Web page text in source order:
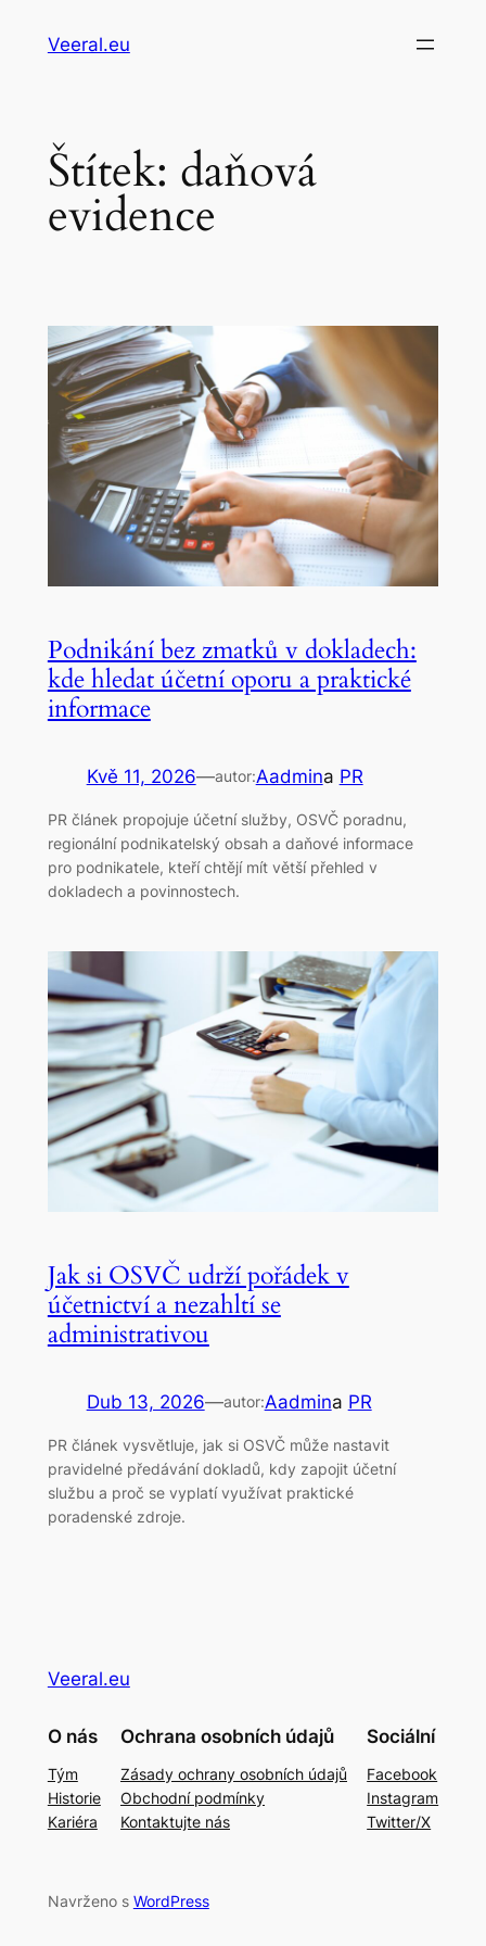
Veeral.eu
Štítek: daňová
evidence
Podnikání bez zmatků v dokladech:
kde hledat účetní oporu a praktické
informace
Kvě 11, 2026—autor:Aadmina PR
PR článek propojuje účetní služby, OSVČ poradnu,
regionální podnikatelský obsah a daňové informace
pro podnikatele, kteří chtějí mít větší přehled v
dokladech a povinnostech.
Jak si OSVČ udrží pořádek v
účetnictví a nezahltí se
administrativou
Dub 13, 2026—autor:Aadmina PR
PR článek vysvětluje, jak si OSVČ může nastavit
pravidelné předávání dokladů, kdy zapojit účetní
službu a proč se vyplatí využívat praktické
poradenské zdroje.
Veeral.eu
O nás
Tým
Historie
Kariéra
Ochrana osobních údajů
Zásady ochrany osobních údajů
Obchodní podmínky
Kontaktujte nás
Sociální
Facebook
Instagram
Twitter/X
Navrženo s WordPress